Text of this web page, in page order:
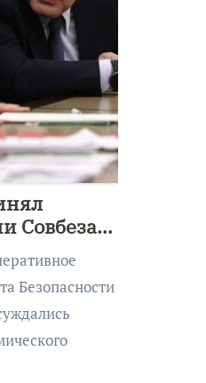
Совбеза
Безопасности